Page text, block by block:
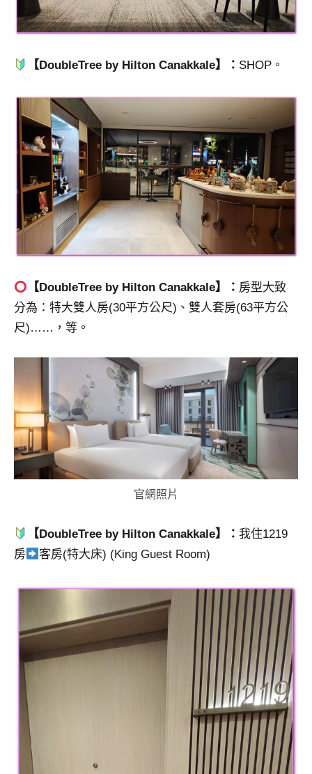
【DoubleTree by Hilton Canakkale】： SHOP。
【DoubleTree by Hilton Canakkale】： 房型大致
分為：特大雙人房(30平方公尺)、雙人套房(63平方公
尺)……，等。
官網照片
【DoubleTree by Hilton Canakkale】：我住1219
房
客房(特大床) (King Guest Room)